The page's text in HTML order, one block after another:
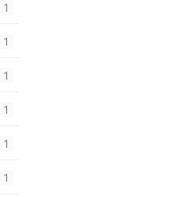
1
1
1
1
1
1